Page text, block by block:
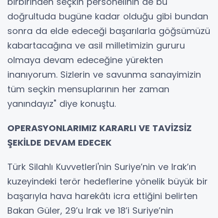
doğrultuda bugüne kadar olduğu gibi bundan
sonra da elde edeceği başarılarla göğsümüzü
kabartacağına ve asil milletimizin gururu
olmaya devam edeceğine yürekten
inanıyorum. Sizlerin ve savunma sanayimizin
tüm seçkin mensuplarının her zaman
yanındayız" diye konuştu.
OPERASYONLARIMIZ KARARLI VE TAVİZSİZ
ŞEKİLDE DEVAM EDECEK
Türk Silahlı Kuvvetleri'nin Suriye’nin ve Irak’ın
kuzeyindeki terör hedeflerine yönelik büyük bir
başarıyla hava harekâtı icra ettiğini belirten
Bakan Güler, 29’u Irak ve 18’i Suriye’nin